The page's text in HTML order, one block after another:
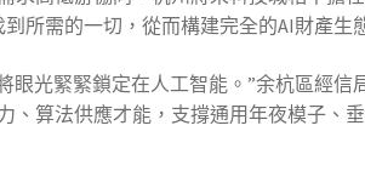
所需的一切，從而構建完全的AI財產生
眼光緊緊鎖定在人工智能。”余杭區經
、算法供應才能，支撐通用年夜模子、